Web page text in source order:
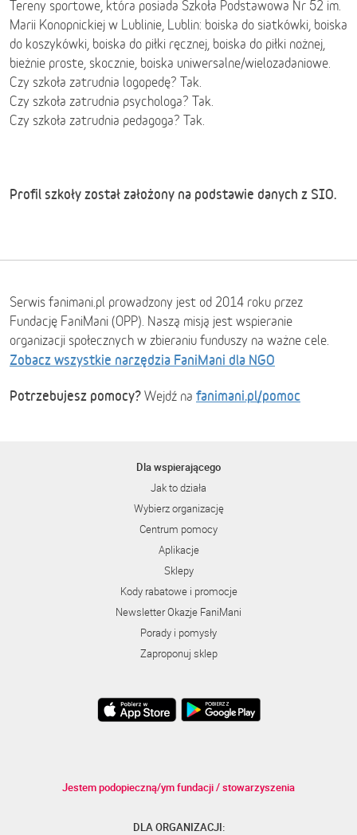
Tereny sportowe, która posiada Szkoła Podstawowa Nr 52 im.
Marii Konopnickiej w Lublinie, Lublin: boiska do siatkówki, boiska
do koszykówki, boiska do piłki ręcznej, boiska do piłki nożnej,
bieżnie proste, skocznie, boiska uniwersalne/wielozadaniowe.
Czy szkoła zatrudnia logopedę? Tak.
Czy szkoła zatrudnia psychologa? Tak.
Czy szkoła zatrudnia pedagoga? Tak.
Profil szkoły został założony na podstawie danych z SIO.
Serwis fanimani.pl prowadzony jest od 2014 roku przez
Fundację FaniMani (OPP). Naszą misją jest wspieranie
organizacji społecznych w zbieraniu funduszy na ważne cele.
Zobacz wszystkie narzędzia FaniMani dla NGO
Potrzebujesz pomocy? Wejdź na fanimani.pl/pomoc
Dla wspierającego
Jak to działa
Wybierz organizację
Centrum pomocy
Aplikacje
Sklepy
Kody rabatowe i promocje
Newsletter Okazje FaniMani
Porady i pomysły
Zaproponuj sklep
Jestem podopieczną/ym fundacji / stowarzyszenia
DLA ORGANIZACJI: